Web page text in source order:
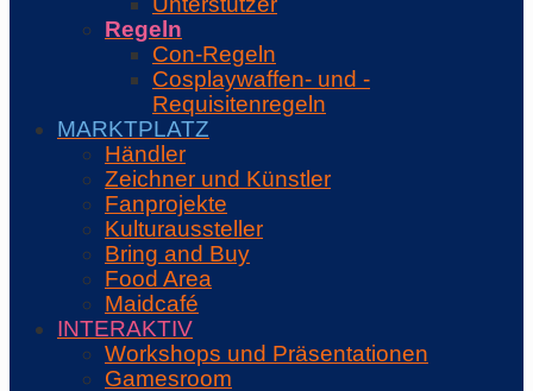
Regeln
Con-Regeln
Cosplaywaffen- und -
Requisitenregeln
MARKTPLATZ
Händler
Zeichner und Künstler
Fanprojekte
Kulturaussteller
Bring and Buy
Food Area
Maidcafé
INTERAKTIV
Workshops und Präsentationen
Gamesroom